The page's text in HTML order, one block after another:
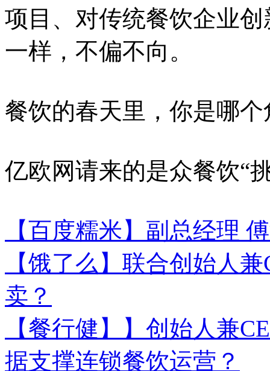
项目、对传统餐饮企业
一样，不偏不向。
餐饮的春天里，你是哪个
亿欧网请来的是众餐饮“
【百度糯米】副总经理
【饿了么】联合创始人
卖？
【餐行健】】创始人兼
据支撑连锁餐饮运营？